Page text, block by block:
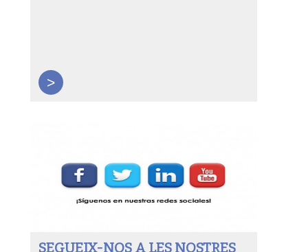
>
SEGUEIX-NOS A LES NOSTRES